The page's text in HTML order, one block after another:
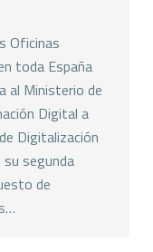
Oficinas
toda España
al Ministerio de
Digital a
Digitalización
segunda
de